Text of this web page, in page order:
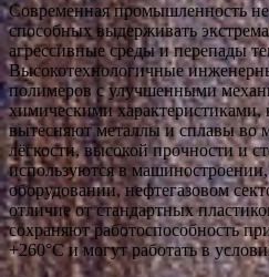
Современная промышленность
способных выдерживать
агрессивные среды и перепады
Высокотехнологичные
полимеров с улучшенными
химическими характеристиками,
вытесняют металлы и сплавы во
лёгкости, высокой прочности и
используются в
оборудовании, нефтегазовом
отличие от стандартных
сохраняют работоспособность
+260°C и могут работать в